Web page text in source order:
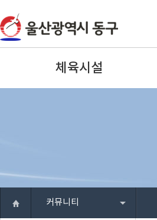
체육시설
커뮤니티